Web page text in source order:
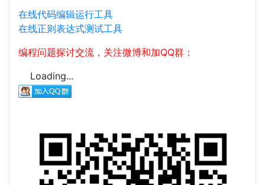
在线代码编辑运行工具
在线正则表达式测试工具
编程问题探讨交流，关注微博和加QQ群：
Loading...